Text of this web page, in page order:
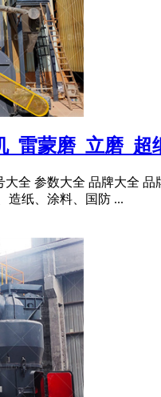
雷蒙磨_立磨_超
全 参数大全 品牌大全
造纸、涂料、国防 ...